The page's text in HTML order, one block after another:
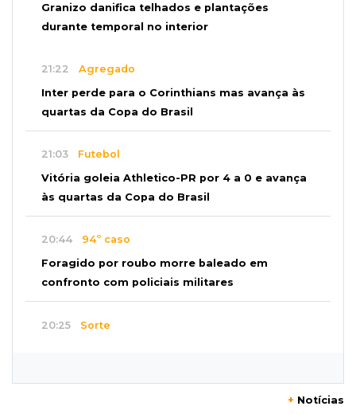
Granizo danifica telhados e plantações
durante temporal no interior
21:22 Agregado
Inter perde para o Corinthians mas avança às
quartas da Copa do Brasil
21:03 Futebol
Vitória goleia Athletico-PR por 4 a 0 e avança
às quartas da Copa do Brasil
20:44 94º caso
Foragido por roubo morre baleado em
confronto com policiais militares
20:25 Sorte
+ Notícias